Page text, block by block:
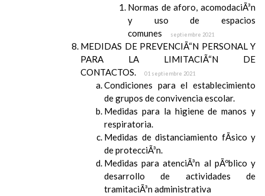
Normas de aforo, acomodaciÃ³n
y uso de espacios
comunes
septiembre 2021
MEDIDAS DE PREVENCIÃ“N PERSONAL Y
PARA LA LIMITACIÃ“N DE
CONTACTOS.
01 septiembre 2021
Condiciones para el establecimiento
de grupos de convivencia escolar.
Medidas para la higiene de manos y
respiratoria.
Medidas de distanciamiento fÃ­sico y
de protecciÃ³n.
Medidas para atenciÃ³n al pÃºblico y
desarrollo de actividades de
tramitaciÃ³n administrativa